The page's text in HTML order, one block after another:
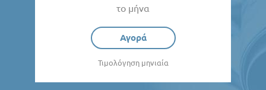
το μήνα
Αγορά
Τιμολόγηση μηνιαία